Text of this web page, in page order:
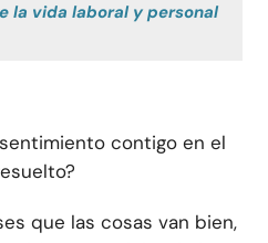
la vida laboral y personal
contigo en el
que las cosas van bien,